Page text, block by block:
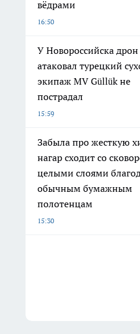
вёдрами
16:50
У Новороссийска дрон
атаковал турецкий
экипаж MV Güllük не
пострадал
15:59
Забыла про жесткую
нагар сходит со
целыми слоями
обычным бумажным
полотенцам
15:30